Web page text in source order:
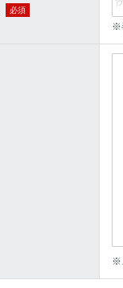
必須
※
※